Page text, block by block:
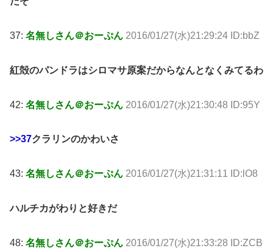
37: 名無しさん＠おーぷん 2016/01/27(水)21:29:24 ID:bbZ
紅殻のパンドラはシロマサ原案だからなんとなくみてるわ
42: 名無しさん＠おーぷん 2016/01/27(水)21:30:48 ID:95Y
>>37クラリンのかわいさ
43: 名無しさん＠おーぷん 2016/01/27(水)21:31:11 ID:lO8
ハルチカがわりと好きだ
48: 名無しさん＠おーぷん 2016/01/27(水)21:33:28 ID:ZCB